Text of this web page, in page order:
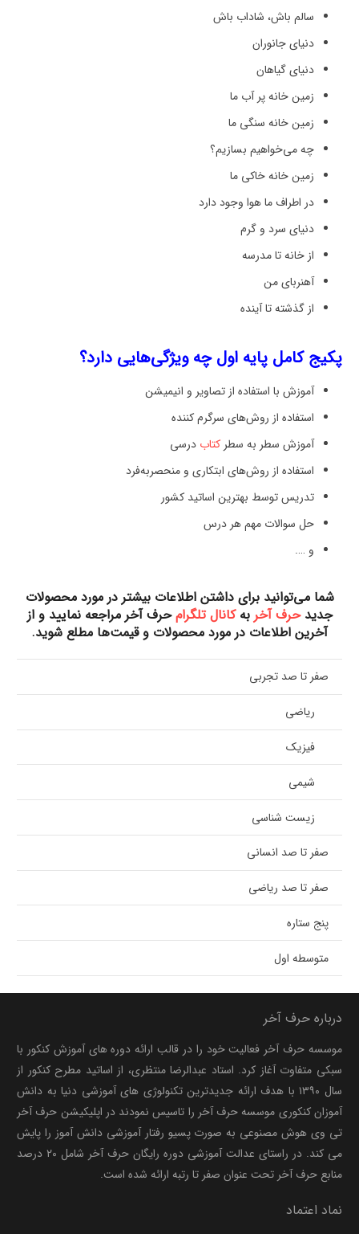
سالم باش، شاداب باش
دنیای جانوران
دنیای گیاهان
زمین خانه پر آب ما
زمین خانه سنگی ما
چه می‌خواهیم بسازیم؟
زمین خانه خاکی ما
در اطراف ما هوا وجود دارد
دنیای سرد و گرم
از خانه تا مدرسه
آهنربای من
از گذشته تا آینده
پکیج کامل پایه اول چه ویژگی‌هایی دارد؟
آموزش با استفاده از تصاویر و انیمیشن
استفاده از روش‌های سرگرم کننده
آموزش سطر به سطر کتاب درسی
استفاده از روش‌های ابتکاری و منحصربه‌فرد
تدریس توسط بهترین اساتید کشور
حل سوالات مهم هر درس
و ….
شما می‌توانید برای داشتن اطلاعات بیشتر در مورد محصولات
جدید حرف آخر به کانال تلگرام حرف آخر مراجعه نمایید و از
آخرین اطلاعات در مورد محصولات و قیمت‌ها مطلع شوید.
صفر تا صد تجربی
ریاضی
فیزیک
شیمی
زیست شناسی
صفر تا صد انسانی
صفر تا صد ریاضی
پنج ستاره
متوسطه اول
درباره حرف آخر
موسسه حرف آخر فعالیت خود را در قالب ارائه دوره های آموزش کنکور با
سبکی متفاوت آغاز کرد. استاد عبدالرضا منتظری، از اساتید مطرح کنکور از
سال ۱۳۹۰ با هدف ارائه جدیدترین تکنولوژی های آموزشی دنیا به دانش
آموزان کنکوری موسسه حرف آخر را تاسیس نمودند در اپلیکیشن حرف آخر
تی وی هوش مصنوعی به صورت پسیو رفتار آموزشی دانش آموز را پایش
می کند. در راستای عدالت آموزشی دوره رایگان حرف آخر شامل ۲۰ درصد
منابع حرف آخر تحت عنوان صفر تا رتبه ارائه شده است.
نماد اعتماد